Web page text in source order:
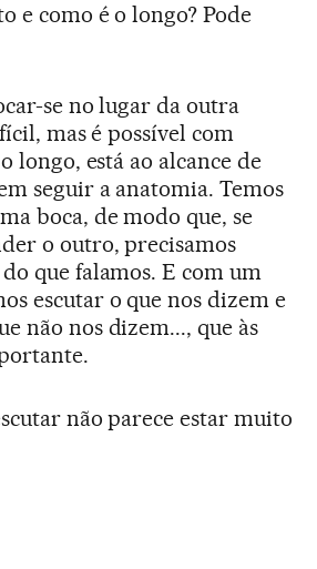
e como é o longo? Pode
se no lugar da outra
mas é possível com
longo, está ao alcance de
seguir a anatomia. Temos
boca, de modo que, se
o outro, precisamos
que falamos. E com um
escutar o que nos dizem e
não nos dizem..., que às
não parece estar muito